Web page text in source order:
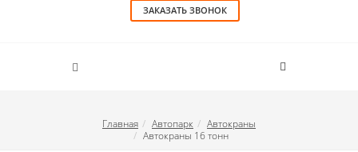
ЗАКАЗАТЬ ЗВОНОК
Главная Автопарк
Автокраны
Автокраны 16 тонн